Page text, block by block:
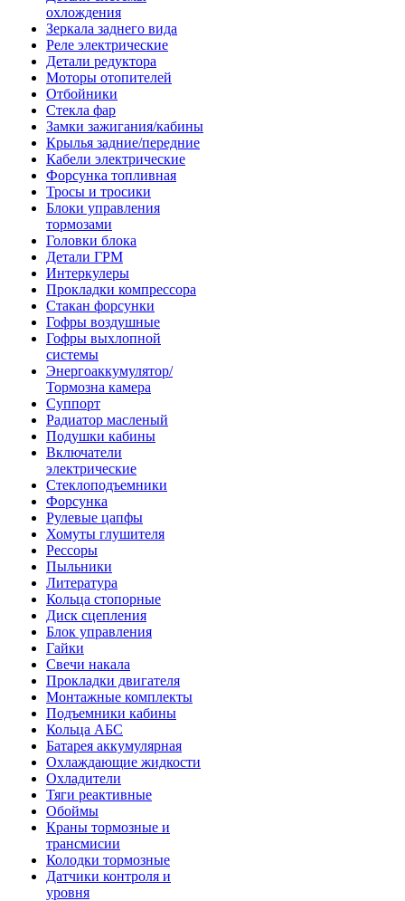
охлождения
Зеркала заднего вида
Реле электрические
Детали редуктора
Моторы отопителей
Отбойники
Стекла фар
Замки зажигания/кабины
Крылья задние/передние
Кабели электрические
Форсунка топливная
Тросы и тросики
Блоки управления
тормозами
Головки блока
Детали ГРМ
Интеркулеры
Прокладки компрессора
Стакан форсунки
Гофры воздушные
Гофры выхлопной
системы
Энергоаккумулятор/
Тормозна камера
Суппорт
Радиатор масленый
Подушки кабины
Включатели
электрические
Стеклоподъемники
Форсунка
Рулевые цапфы
Хомуты глушителя
Рессоры
Пыльники
Литература
Кольца стопорные
Диск сцепления
Блок управления
Гайки
Свечи накала
Прокладки двигателя
Монтажные комплекты
Подъемники кабины
Кольца АБС
Батарея аккумулярная
Охлаждающие жидкости
Охладители
Тяги реактивные
Обоймы
Краны тормозные и
трансмисии
Колодки тормозные
Датчики контроля и
уровня